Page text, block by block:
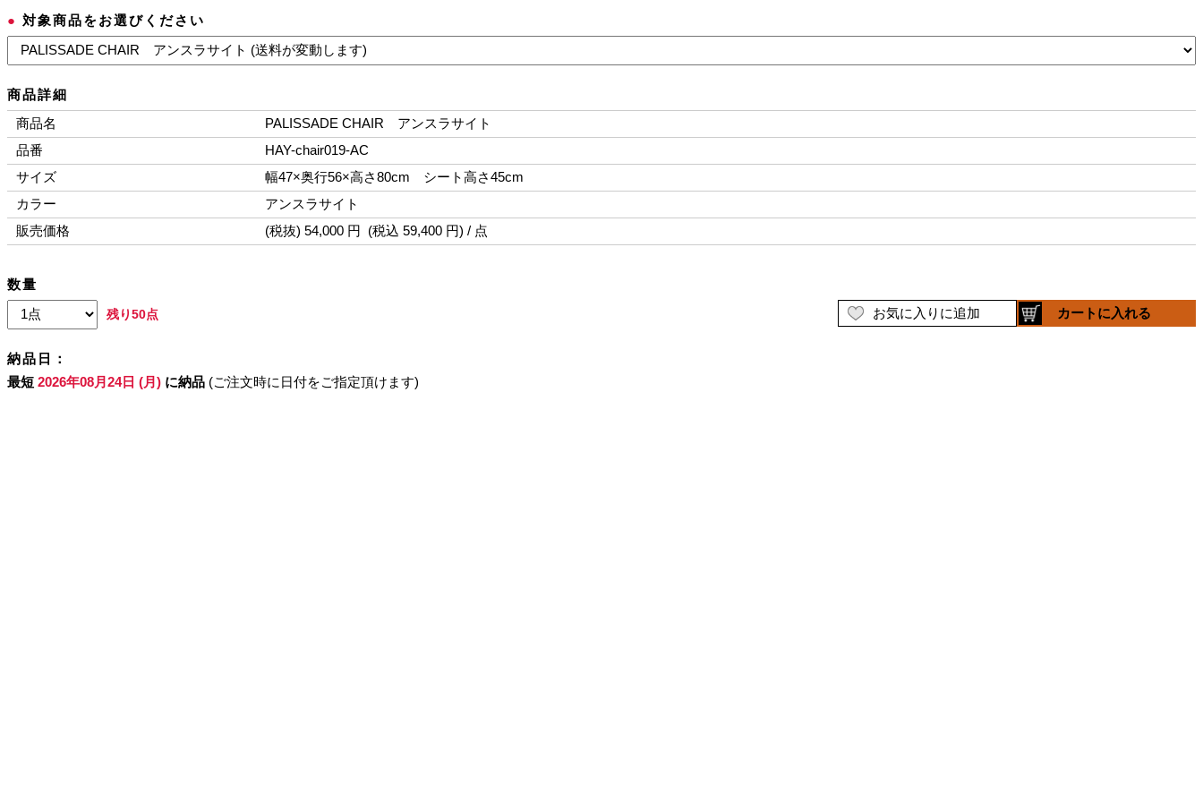
● 対象商品をお選びください
商品詳細
商品名
PALISSADE CHAIR アンスラサイト
品番
HAY-chair019-AC
サイズ
幅47×奥行56×高さ80cm シート高さ45cm
カラー
アンスラサイト
販売価格
(税抜) 54,000 円 (税込 59,400 円) / 点
数量
残り50点 カートに入れる
お気に入りに追加
納品日：
最短 2026年08月24日 (月) に納品 (ご注文時に日付をご指定頂けます)